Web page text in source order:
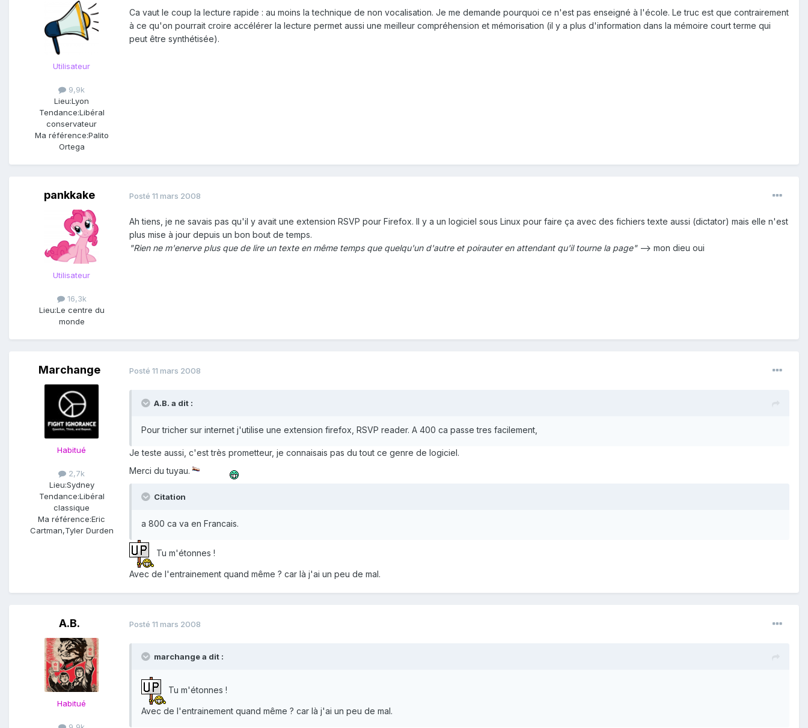
Utilisateur
9,9k
Lieu:Lyon
Tendance:Libéral
conservateur
Ma référence:Palito
Ortega
Ca vaut le coup la lecture rapide : au moins la technique de non vocalisation. Je me demande pourquoi ce n'est pas enseigné à l'école. Le truc est que contrairement
à ce qu'on pourrait croire accélérer la lecture permet aussi une meilleur compréhension et mémorisation (il y a plus d'information dans la mémoire court terme qui
peut être synthétisée).
pankkake
Utilisateur
16,3k
Lieu:Le centre du
monde
Posté 11 mars 2008
Ah tiens, je ne savais pas qu'il y avait une extension RSVP pour Firefox. Il y a un logiciel sous Linux pour faire ça avec des fichiers texte aussi (dictator) mais elle n'est
plus mise à jour depuis un bon bout de temps.
"Rien ne m'enerve plus que de lire un texte en même temps que quelqu'un d'autre et poirauter en attendant qu'il tourne la page"--> mon dieu oui
Marchange
Habitué
2,7k
Lieu:Sydney
Tendance:Libéral
classique
Ma référence:Eric
Cartman,Tyler Durden
Posté 11 mars 2008
A.B. a dit :
Pour tricher sur internet j'utilise une extension firefox, RSVP reader. A 400 ca passe tres facilement,
Je teste aussi, c'est très prometteur, je connaisais pas du tout ce genre de logiciel.
Merci du tuyau.
Citation
a 800 ca va en Francais.
Tu m'étonnes !
Avec de l'entrainement quand même ? car là j'ai un peu de mal.
A.B.
Habitué
Posté 11 mars 2008
marchange a dit :
Tu m'étonnes !
Avec de l'entrainement quand même ? car là j'ai un peu de mal.